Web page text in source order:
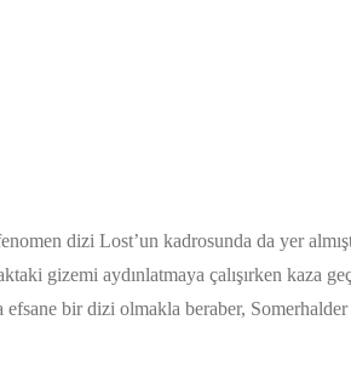
dizi Lost’un kadrosunda da yer
gizemi aydınlatmaya çalışırken kaza
bir dizi olmakla beraber,